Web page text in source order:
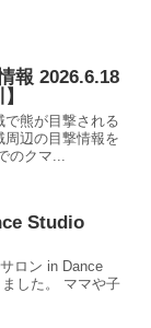
報 2026.6.18
熊が目撃される
周辺の目撃情報を
のクマ...
Studio
ロン in Dance
した。 ママや子